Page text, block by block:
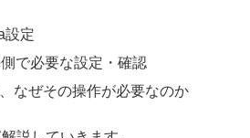
設定
で必要な設定・確認
なぜその操作が必要なのか